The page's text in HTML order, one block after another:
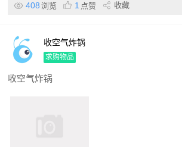
408 浏览 1 点赞 收藏
收空气炸锅
求购物品
收空气炸锅